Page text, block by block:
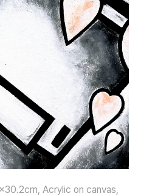
Acrylic on canvas,